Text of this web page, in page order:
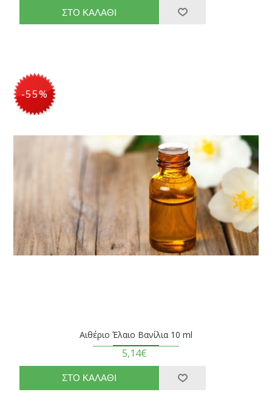
-55%
Αιθέριο Έλαιο Βανίλια 10 ml
5,14€